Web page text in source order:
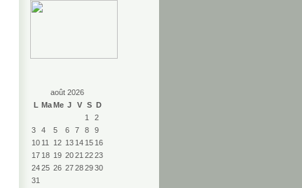
août 2026
L MaMe J V S D
1
2
3
4 5 6 7 8
9
10 11 12 13 14 15 16
17 18 19 2021 2223
2425 26 27282930
31